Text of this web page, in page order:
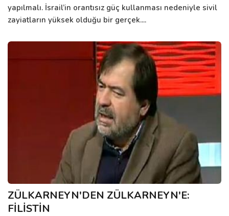
yapılmalı. İsrail’in orantısız güç kullanması nedeniyle sivil
zayiatların yüksek olduğu bir gerçek....
ZÜLKARNEYN'DEN ZÜLKARNEYN'E:
FİLİSTİN